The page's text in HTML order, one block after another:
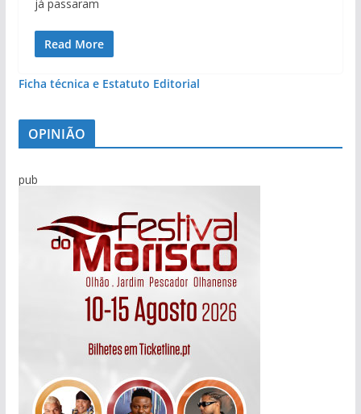
já passaram
Read More
Ficha técnica e Estatuto Editorial
OPINIÃO
pub